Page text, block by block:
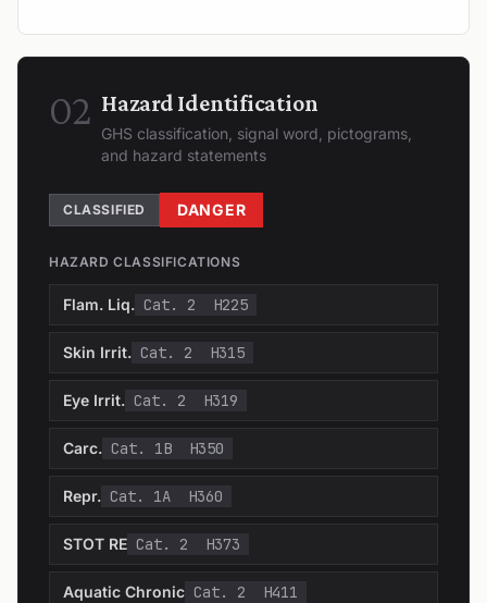
02 Hazard Identification
GHS classification, signal word, pictograms,
and hazard statements
CLASSIFIED DANGER
HAZARD CLASSIFICATIONS
Flam. Liq. Cat. 2 H225
Skin Irrit. Cat. 2 H315
Eye Irrit. Cat. 2 H319
Carc. Cat. 1B H350
Repr. Cat. 1A H360
STOT RE Cat. 2 H373
Aquatic Chronic Cat. 2 H411